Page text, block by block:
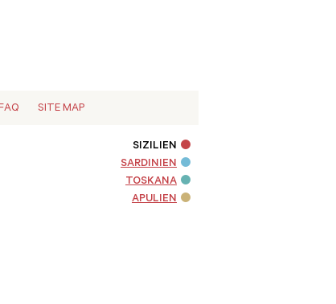
SITE MAP
SIZILIEN
SARDINIEN
TOSKANA
APULIEN